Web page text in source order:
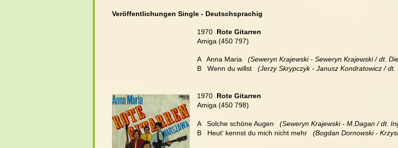
1970 Rote Gitarren
Amiga (450 797)
A   Anna Maria
(Seweryn Krajewski - Seweryn Krajewski / dt.
B
Wenn du willst
(Jerzy Skrypczyk - Janusz Kondratowicz /
1970 Rote Gitarren
Amiga (450 798)
A   Solche schöne Augen
(Seweryn Krajewski - M.Dagan / dt.
B
Heut‘ kennst du mich nicht mehr
(Bogdan Dornowski -
Veröffentlichungen Single - Deutschsprachig